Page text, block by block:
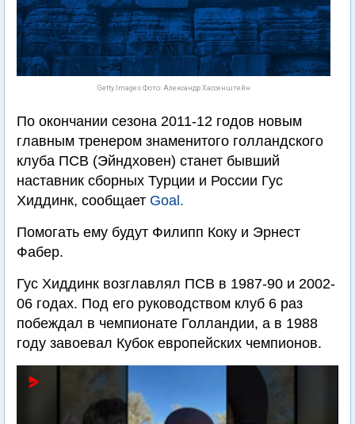
Getty Images Фото: Александр Хассенштейн
По окончании сезона 2011-12 годов новым
главным тренером знаменитого голландского
клуба ПСВ (Эйндховен) станет бывший
наставник сборных Турции и России Гус
Хиддинк, сообщает Goal.
Помогать ему будут Филипп Коку и Эрнест
Фабер.
Гус Хиддинк возглавлял ПСВ в 1987-90 и 2002-
06 годах. Под его руководством клуб 6 раз
побеждал в чемпионате Голландии, а в 1988
году завоевал Кубок европейских чемпионов.